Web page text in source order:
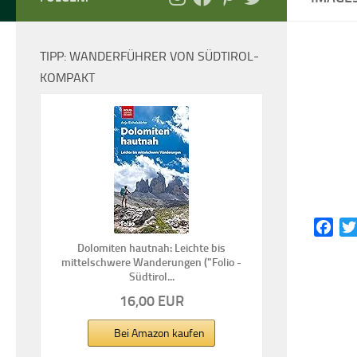
TIPP: WANDERFÜHRER VON SÜDTIROL-
KOMPAKT
Dolomiten hautnah: Leichte bis
mittelschwere Wanderungen ("Folio -
Südtirol...
16,00 EUR
Bei Amazon kaufen